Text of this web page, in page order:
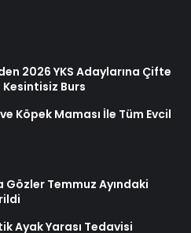
2026 YKS Adaylarına Çifte
Burs
Köpek Maması İle Tüm Evcil
Gözler Temmuz Ayındaki
Ayak Yarası Tedavisi